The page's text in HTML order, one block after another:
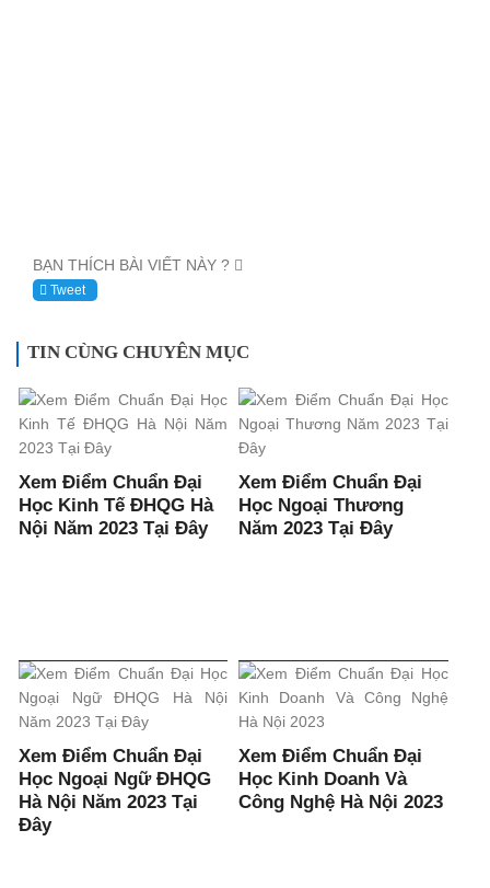
BẠN THÍCH BÀI VIẾT NÀY ?
Tweet
TIN CÙNG CHUYÊN MỤC
Xem Điểm Chuẩn Đại
Học Kinh Tế ĐHQG Hà
Nội Năm 2023 Tại Đây
Xem Điểm Chuẩn Đại
Học Ngoại Thương
Năm 2023 Tại Đây
Xem Điểm Chuẩn Đại
Học Ngoại Ngữ ĐHQG
Hà Nội Năm 2023 Tại
Đây
Xem Điểm Chuẩn Đại
Học Kinh Doanh Và
Công Nghệ Hà Nội 2023